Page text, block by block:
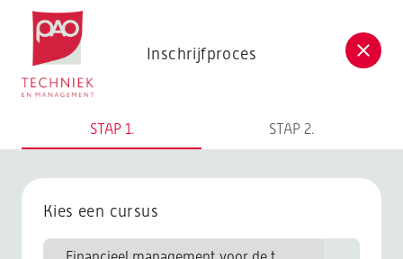
Postacademische cursussen, leergangen en opleidingen
Inschrijfproces
STAP 1. STAP 2.
Kies een cursus